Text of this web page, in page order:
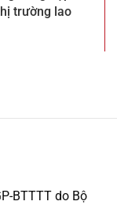
trường lao
BTTTT do Bộ